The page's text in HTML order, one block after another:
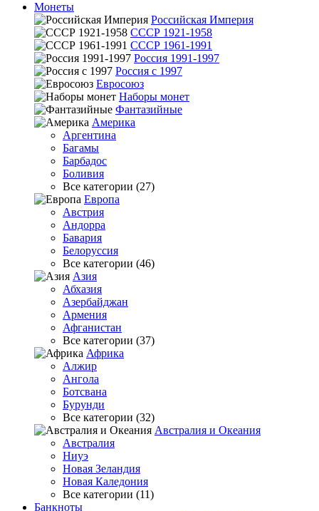
Монеты
Российская Империя
СССР 1921-1958
СССР 1961-1991
Россия 1991-1997
Россия с 1997
Евросоюз
Наборы монет
Фантазийные
Америка
Аргентина
Багамы
Барбадос
Боливия
Все категории (27)
Европа
Австрия
Андорра
Бавария
Белоруссия
Все категории (46)
Азия
Абхазия
Азербайджан
Армения
Афганистан
Все категории (37)
Африка
Алжир
Ангола
Ботсвана
Бурунди
Все категории (32)
Австралия и Океания
Австралия
Ниуэ
Новая Зеландия
Новая Каледония
Все категории (11)
Банкноты